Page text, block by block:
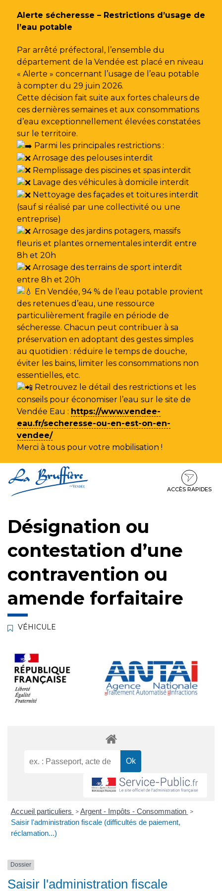
Alerte sécheresse – Restrictions d’usage de
l’eau potable
Par arrêté préfectoral, l’ensemble du
département de la Vendée est placé en niveau
« Alerte » concernant l’usage de l’eau potable
à compter du 29 juin 2026.
Cette décision fait suite aux fortes chaleurs de
ces dernières semaines et aux consommations
d’eau exceptionnellement élevées constatées
sur le territoire.
Parmi les principales restrictions :
Arrosage des pelouses interdit
Remplissage des piscines et spas interdit
Lavage des véhicules à domicile interdit
Nettoyage des façades et toitures interdit
(sauf si réalisé par une collectivité ou une
entreprise)
Arrosage des jardins potagers, massifs
fleuris et plantes ornementales interdit entre
8h et 20h
Arrosage des terrains de sport interdit
entre 8h et 20h
En Vendée, 94 % de l’eau potable provient
des retenues d’eau, une ressource
particulièrement fragile en période de
sécheresse. Chacun peut contribuer à sa
préservation en adoptant des gestes simples
au quotidien : réduire le temps de douche,
éviter les bains, limiter les consommations non
essentielles, etc.
Retrouvez le détail des restrictions et les
conseils pour économiser l’eau sur le site de
Vendée Eau : https://www.vendee-
eau.fr/secheresse-ou-en-est-on-en-
vendee/
Merci à tous pour votre mobilisation !
au
contenu
au
ACCÈS RAPIDES
Désignation ou
contestation d’une
contravention ou
amende forfaitaire
VÉHICULE
Accueil particuliers > Argent - Impôts - Consommation >
Saisir l'administration fiscale (difficultés de paiement,
réclamation...)
Dossier
Saisir l'administration fiscale